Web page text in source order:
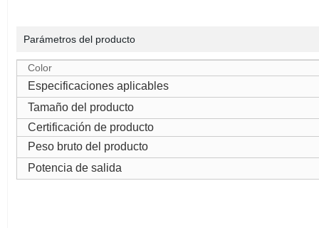
Parámetros del producto
Color
Especificaciones aplicables
Tamaño del producto
Certificación de producto
Peso bruto del producto
Potencia de salida